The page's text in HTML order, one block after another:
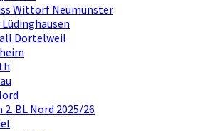
Wittorf Neumünster
Lüdinghausen
Dortelweil
BL Nord 2025/26